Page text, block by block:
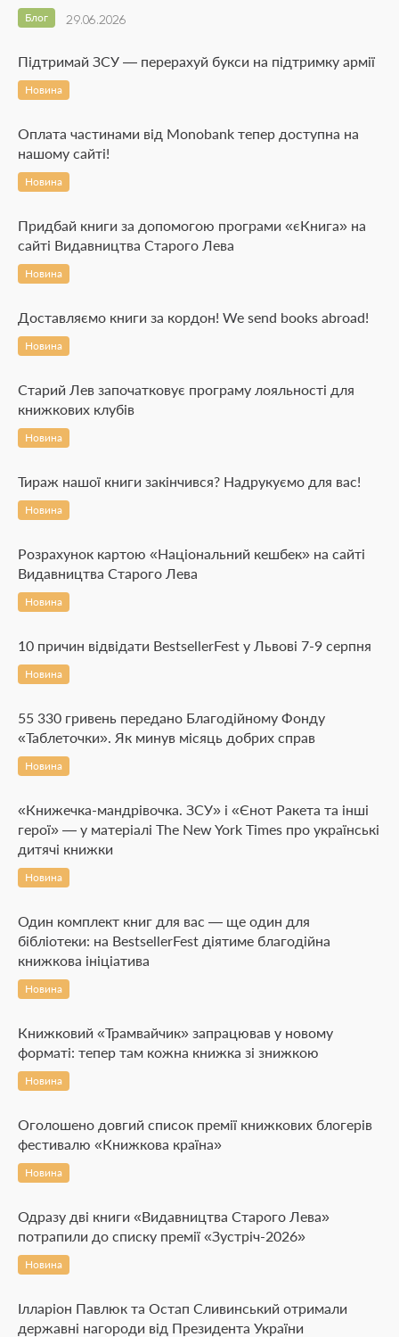
29.06.2026
Блог
Підтримай ЗСУ — перерахуй букси на підтримку армії
Новина
Оплата частинами від Monobank тепер доступна на
нашому сайті!
Новина
Придбай книги за допомогою програми «єКнига» на
сайті Видавництва Старого Лева
Новина
Доставляємо книги за кордон! We send books abroad!
Новина
Старий Лев започатковує програму лояльності для
книжкових клубів
Новина
Тираж нашої книги закінчився? Надрукуємо для вас!
Новина
Розрахунок картою «Національний кешбек» на сайті
Видавництва Старого Лева
Новина
10 причин відвідати BestsellerFest у Львові 7-9 серпня
Новина
55 330 гривень передано Благодійному Фонду
«Таблеточки». Як минув місяць добрих справ
Новина
«Книжечка-мандрівочка. ЗСУ» і «Єнот Ракета та інші
герої» — у матеріалі The New York Times про українські
дитячі книжки
Новина
Один комплект книг для вас — ще один для
бібліотеки: на BestsellerFest діятиме благодійна
книжкова ініціатива
Новина
Книжковий «Трамвайчик» запрацював у новому
форматі: тепер там кожна книжка зі знижкою
Новина
Оголошено довгий список премії книжкових блогерів
фестивалю «Книжкова країна»
Новина
Одразу дві книги «Видавництва Старого Лева»
потрапили до списку премії «Зустріч-2026»
Новина
Ілларіон Павлюк та Остап Сливинський отримали
державні нагороди від Президента України